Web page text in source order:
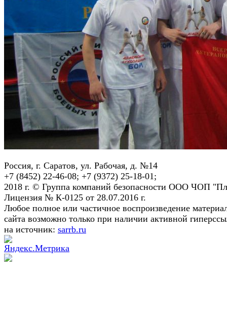
Россия, г. Саратов, ул. Рабочая, д. №14
+7 (8452) 22-46-08; +7 (9372) 25-18-01;
2018 г. © Группа компаний безопасности ООО ЧОП
Лицензия № К-0125 от 28.07.2016 г.
Любое полное или частичное воспроизведение
сайта возможно только при наличии активной
на источник: sarrb.ru